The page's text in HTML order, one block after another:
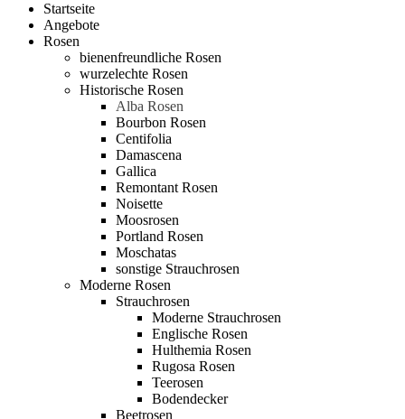
Startseite
Angebote
Rosen
bienenfreundliche Rosen
wurzelechte Rosen
Historische Rosen
Alba Rosen
Bourbon Rosen
Centifolia
Damascena
Gallica
Remontant Rosen
Noisette
Moosrosen
Portland Rosen
Moschatas
sonstige Strauchrosen
Moderne Rosen
Strauchrosen
Moderne Strauchrosen
Englische Rosen
Hulthemia Rosen
Rugosa Rosen
Teerosen
Bodendecker
Beetrosen